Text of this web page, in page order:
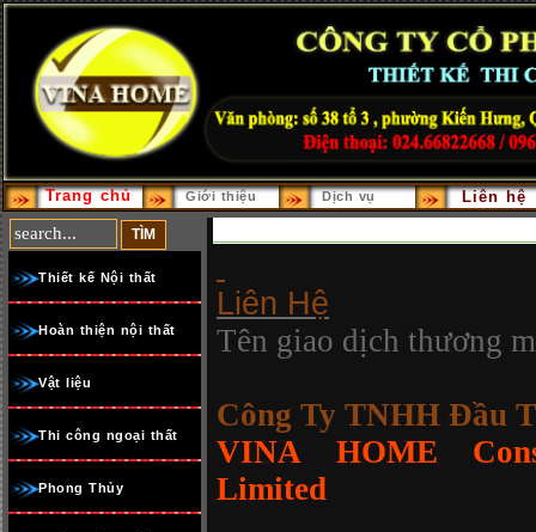
Trang chủ Giới thiệu Dịch vụ Liên hệ
Thiết kế Nội thất
Hoàn thiện nội thất
Vật liệu
Thi công ngoại thất
Phong Thủy
Liên Hệ
Tên giao dịch thương
Công Ty TNHH Đầu
VINA HOME
Limited